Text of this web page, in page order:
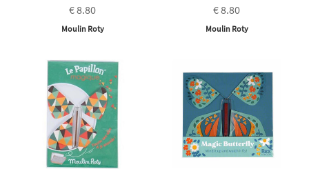
€ 8.80
Moulin Roty
€ 8.80
Moulin Roty